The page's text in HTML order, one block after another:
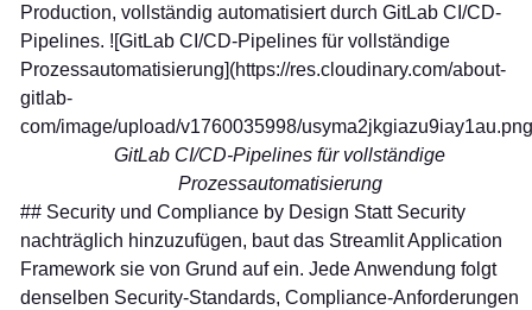
Production, vollständig automatisiert durch GitLab CI/CD-
Pipelines. ![GitLab CI/CD-Pipelines für vollständige
Prozessautomatisierung](https://res.cloudinary.com/about-
gitlab-
com/image/upload/v1760035998/
GitLab CI/CD-Pipelines für vollständige
Prozessautomatisierung
## Security und Compliance by Design Statt Security
nachträglich hinzuzufügen, baut das Streamlit Application
Framework sie von Grund auf ein. Jede Anwendung folgt
denselben Security-Standards, Compliance-Anforderungen